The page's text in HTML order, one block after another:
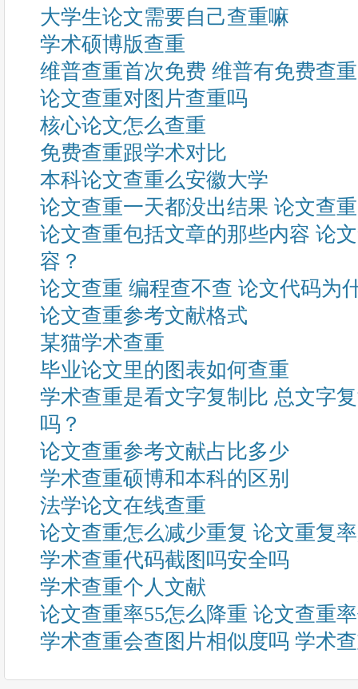
大学生论文需要自己查重嘛
学术硕博版查重
维普查重首次免费 维普有免费查
论文查重对图片查重吗
核心论文怎么查重
免费查重跟学术对比
本科论文查重么安徽大学
论文查重一天都没出结果 论文查
论文查重包括文章的那些内容 论
容？
论文查重 编程查不查 论文代码为
论文查重参考文献格式
某猫学术查重
毕业论文里的图表如何查重
学术查重是看文字复制比 总文字
吗？
论文查重参考文献占比多少
学术查重硕博和本科的区别
法学论文在线查重
论文查重怎么减少重复 论文重复
学术查重代码截图吗安全吗
学术查重个人文献
论文查重率55怎么降重 论文查重
学术查重会查图片相似度吗 学术